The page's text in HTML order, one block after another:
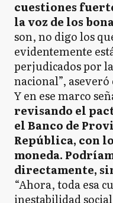
cuestiones
la voz de los
son, no digo los
evidentemente
perjudicados por
nacional”,
Y en ese marco
revisando el
el Banco de
República, con
moneda.
directamente,
“Ahora, toda esa
inestabilidad